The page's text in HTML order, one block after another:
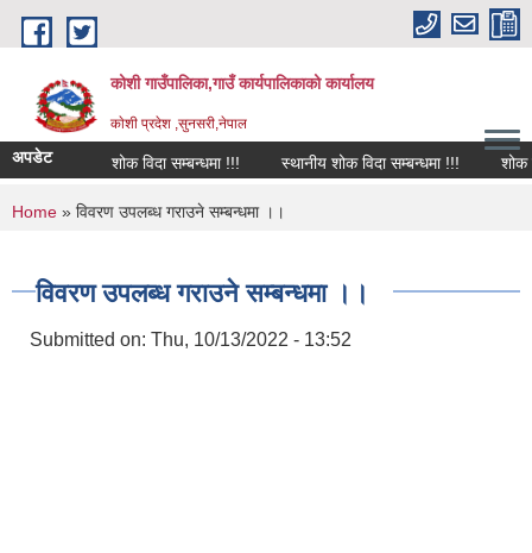
Skip to main content
कोशी गाउँपालिका,गाउँ कार्यपालिकाको कार्यालय
काेशी प्रदेश ,सुनसरी,नेपाल
अपडेट शोक विदा सम्बन्धमा !!! स्थानीय शोक विदा सम्बन्धमा !!! शोक
You are here
Home » विवरण उपलब्ध गराउने सम्बन्धमा ।।
विवरण उपलब्ध गराउने सम्बन्धमा ।।
Submitted on: Thu, 10/13/2022 - 13:52